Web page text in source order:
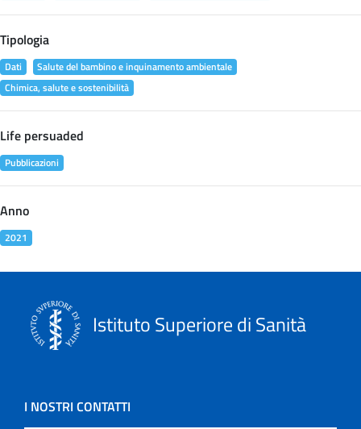
Tipologia
Dati
Salute del bambino e inquinamento ambientale
Chimica, salute e sostenibilità
Life persuaded
Pubblicazioni
Anno
2021
Istituto Superiore di Sanità
I NOSTRI CONTATTI